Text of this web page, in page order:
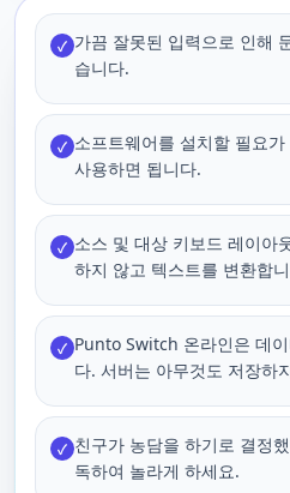
✓ 가끔 잘못된 입력으로 인해
습니다.
✓ 소프트웨어를 설치할 필요
사용하면 됩니다.
✓ 소스 및 대상 키보드 레이아
하지 않고 텍스트를 변환합
✓ Punto Switch 온라인은 데
다. 서버는 아무것도 저장하
✓ 친구가 농담을 하기로 결정
독하여 놀라게 하세요.